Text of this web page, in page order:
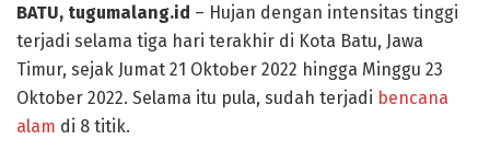
BATU, tugumalang.id – Hujan dengan intensitas tinggi
terjadi selama tiga hari terakhir di Kota Batu, Jawa
Timur, sejak Jumat 21 Oktober 2022 hingga Minggu 23
Oktober 2022. Selama itu pula, sudah terjadi bencana
alam di 8 titik.